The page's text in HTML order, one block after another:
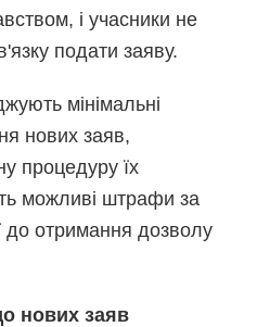
і учасники не
подати заяву.
мінімальні
нових заяв,
процедуру їх
можливі штрафи за
до отримання дозволу
нових заяв